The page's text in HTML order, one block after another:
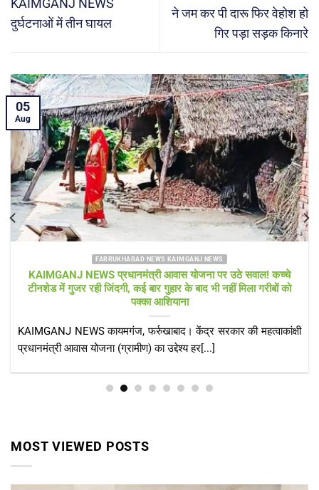
KAIMGANJ NEWS
दुर्घटनाओं में तीन घायल
ने जम कर पी दारू फिर वेहोश हो
गिर पड़ा सड़क किनारे
FARRUKHABAD NEWS KAIMGANJ NEWS
KAIMGANJ NEWS गंगा की लहरों के बीच ‘राहत का स्टीमर’ लेकर पहुंचे
एसडीएम, बाढ़ में घिरे गांवों का लिया जायजा; बोले— हर हाल में प्रशासन आपके
साथ
KAIMGANJ NEWS कायमगंज, फर्रुखाबाद। गंगा का बढ़ता जलस्तर
क्षेत्र के ग्रामीणों की मुश्किलें लगातार[...]
04
Aug
MOST VIEWED POSTS